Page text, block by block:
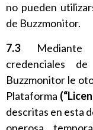
no pueden
de Buzzmonitor.
7.3
credenciales
Buzzmonitor le
Plataforma
descritas en esta
onerosa,